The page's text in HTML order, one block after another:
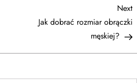
Next
Jak dobrać rozmiar obrączki
męskiej?